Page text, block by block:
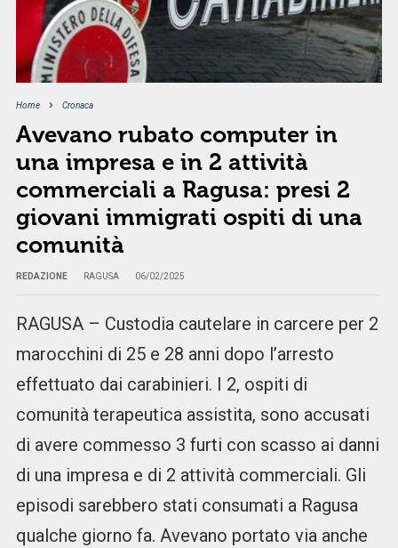
Home Cronaca
Avevano rubato computer in
una impresa e in 2 attività
commerciali a Ragusa: presi 2
giovani immigrati ospiti di una
comunità
REDAZIONE RAGUSA 06/02/2025
RAGUSA – Custodia cautelare in carcere per 2
marocchini di 25 e 28 anni dopo l’arresto
effettuato dai carabinieri. I 2, ospiti di
comunità terapeutica assistita, sono accusati
di avere commesso 3 furti con scasso ai danni
di una impresa e di 2 attività commerciali. Gli
episodi sarebbero stati consumati a Ragusa
qualche giorno fa. Avevano portato via anche